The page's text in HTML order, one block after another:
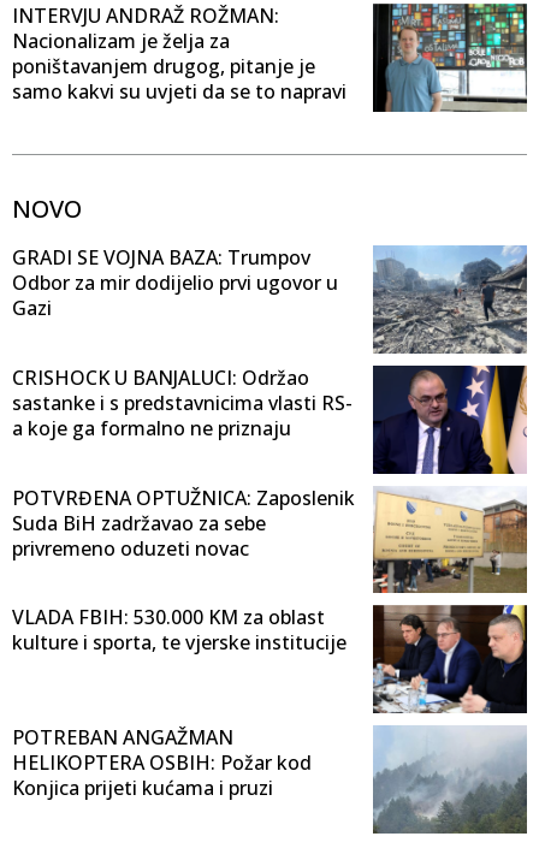
INTERVJU ANDRAŽ ROŽMAN:
Nacionalizam je želja za
poništavanjem drugog, pitanje je
samo kakvi su uvjeti da se to napravi
NOVO
GRADI SE VOJNA BAZA: Trumpov
Odbor za mir dodijelio prvi ugovor u
Gazi
CRISHOCK U BANJALUCI: Održao
sastanke i s predstavnicima vlasti RS-
a koje ga formalno ne priznaju
POTVRĐENA OPTUŽNICA: Zaposlenik
Suda BiH zadržavao za sebe
privremeno oduzeti novac
VLADA FBIH: 530.000 KM za oblast
kulture i sporta, te vjerske institucije
POTREBAN ANGAŽMAN
HELIKOPTERA OSBIH: Požar kod
Konjica prijeti kućama i pruzi